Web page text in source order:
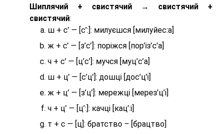
Шиплячий + свистячий → свистячий +
свистячий:
ш + с’ — [с’:]: милуєшся [милуйес:а]
ж + с’ — [з’с’]: поріжся [пор’із’с’а]
ч + с’ — [ц’с’]: мучся [муц’с’а]
ш + ц’ — [с’ц’]: дошці [дос’ц’і]
ж + ц’ — [з’ц’]: мережці [мерез’ц’і]
ч + ц’ — [ц’:]: качці [кац’:і]
т + с — [ц]: братство – [брaцтво]